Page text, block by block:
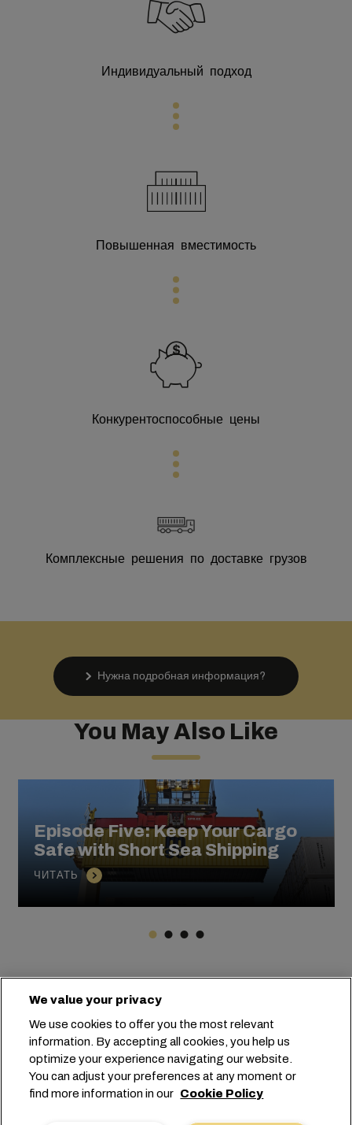
Индивидуальный подход
Повышенная вместимость
Конкурентоспособные цены
Комплексные решения по доставке грузов
Нужна подробная информация?
You May Also Like
Episode Five: Keep Your Cargo
Safe with Short Sea Shipping
ЧИТАТЬ
Головной офис: +41 227038888
info@msc.com
Chemin Rieu 12, 1208 Geneva
Switzerland
Настройка файлов cookie
Конфиденциальность данных
We value your privacy
We use cookies to offer you the most relevant
information. By accepting all cookies, you help us
optimize your experience navigating our website.
You can adjust your preferences at any moment or
find more information in our Cookie Policy